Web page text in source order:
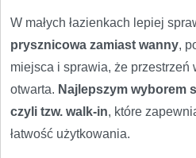
W małych łazienkach lepiej
prysznicowa zamiast wanny,
miejsca i sprawia, że przestrzeń
otwarta. Najlepszym wyborem
czyli tzw. walk-in, które
łatwość użytkowania.